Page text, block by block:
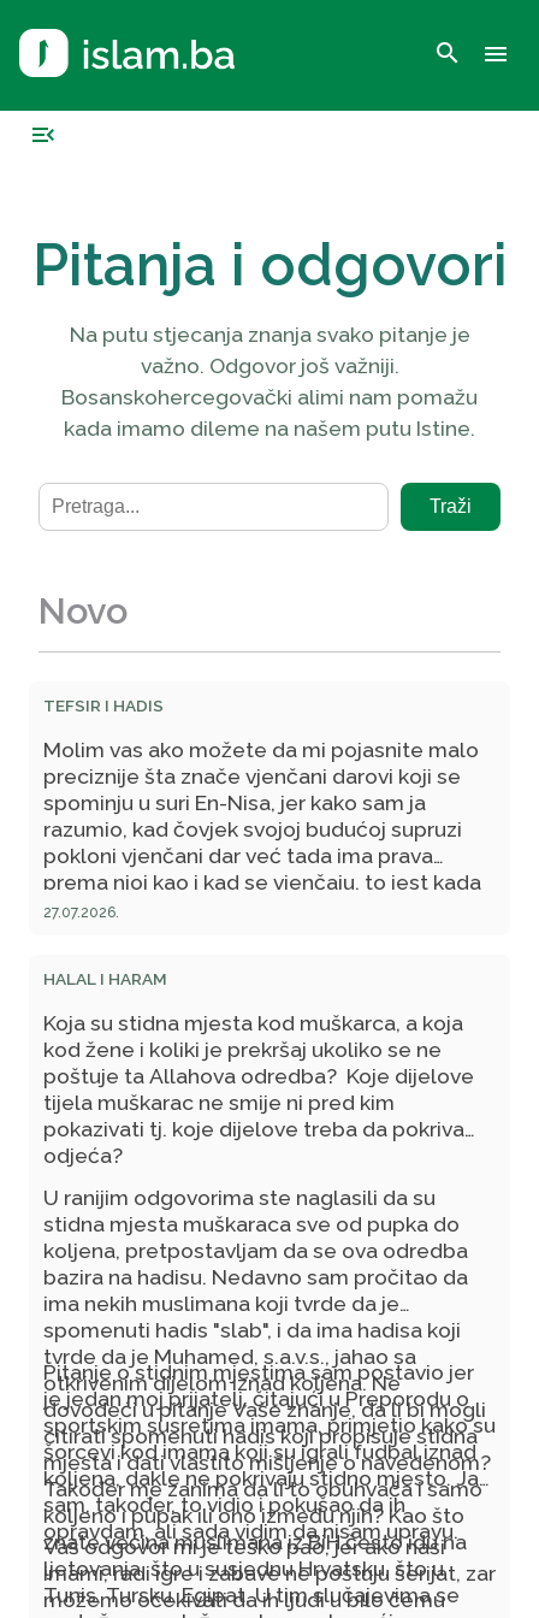
search menu
menu_open
Pitanja i odgovori
Na putu stjecanja znanja svako pitanje je
važno. Odgovor još važniji.
Bosanskohercegovački alimi nam pomažu
kada imamo dileme na našem putu Istine.
Traži
Novo
TEFSIR I HADIS
Molim vas ako možete da mi pojasnite malo
preciznije šta znače vjenčani darovi koji se
spominju u suri En-Nisa, jer kako sam ja
razumio, kad čovjek svojoj budućoj supruzi
pokloni vjenčani dar već tada ima prava
prema njoj kao i kad se vjenčaju, to jest kada
stupe u brak. Da li je to baš tako? Šta se time
se po našoj bosanskoj tradiciji većinom daje
prije braka kada se dvoje već odluče na brak
samo što još iz određenih uvjeta ne stupe u
njega?
27.07.2026.
HALAL I HARAM
Koja su stidna mjesta kod muškarca, a koja
kod žene i koliki je prekršaj ukoliko se ne
poštuje taAllahova odredba? Koje dijelove
tijela muškarac ne smije ni pred kim
pokazivati tj. koje dijelove treba da pokriva
odjeća?
U ranijim odgovorima ste naglasili da su
stidna mjesta muškaraca sve od pupka do
koljena, pretpostavljam da se ova odredba
bazira na hadisu. Nedavno sam pročitao da
ima nekih muslimana koji tvrde da je
spomenuti hadis "slab", i da ima hadisa koji
tvrde da je Muhamed, s.a.v.s., jahao sa
otkrivenim dijelom iznad koljena. Ne
dovodeći u pitanje Vaše znanje, da li bi mogli
citirati spomenuti hadis koji propisuje stidna
mjesta i dati vlastito mišljenje o navedenom?
Također me zanima da li to obuhvaća i samo
koljeno i pupak ili ono između njih? Kao što
znate većina muslimana iz BiH često idu na
ljetovanja, što u susjednu Hrvatsku, što u
Tunis, Tursku, Egipat. U tim slučajevima se
Pitanje o stidnim mjestima sam postavio jer
je jedan moj prijatelj, čitajući u Preporodu o
sportskim susretima imama, primjetio kako su
šorcevi kod imama koji su igrali fudbal iznad
koljena, dakle ne pokrivaju stidno mjesto. Ja
sam, također, to vidio i pokušao da ih
opravdam, ali sada vidim da nisam upravu.
Vaš odgovor mi je teško pao, jer ako naši
imami, radi igre i zabave ne poštuju šerijat, zar
možemo očekivati da ih ljudi u bilo čemu